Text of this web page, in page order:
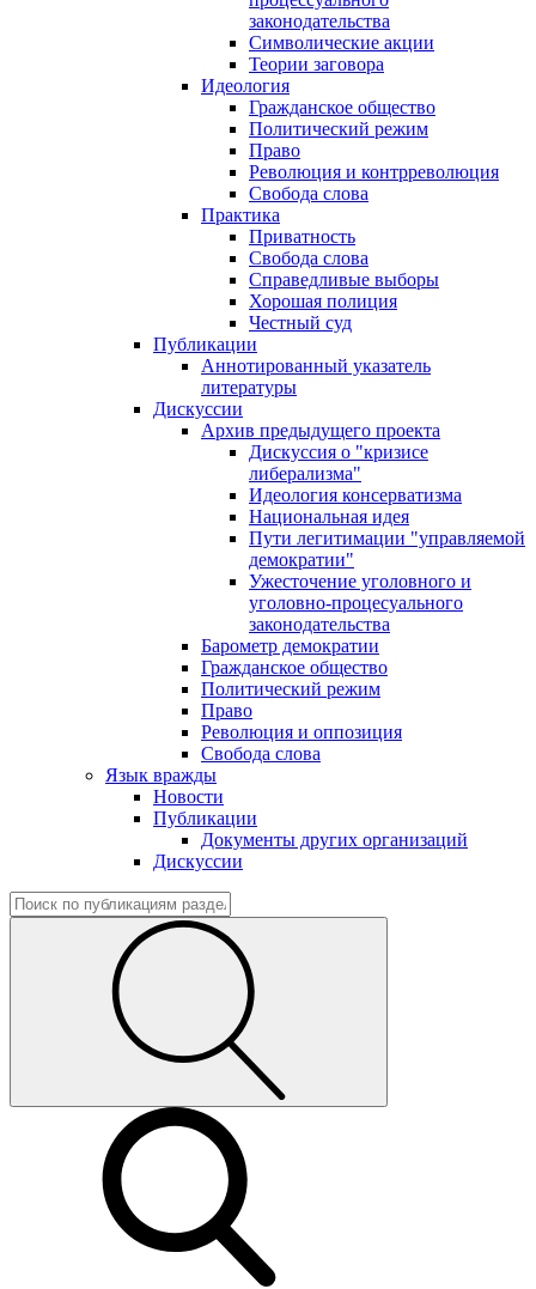
законодательства
Символические акции
Теории заговора
Идеология
Гражданское общество
Политический режим
Право
Революция и контрреволюция
Свобода слова
Практика
Приватность
Свобода слова
Справедливые выборы
Хорошая полиция
Честный суд
Публикации
Аннотированный указатель
литературы
Дискуссии
Архив предыдущего проекта
Дискуссия о "кризисе
либерализма"
Идеология консерватизма
Национальная идея
Пути легитимации "управляемой
демократии"
Ужесточение уголовного и
уголовно-процесуального
законодательства
Барометр демократии
Гражданское общество
Политический режим
Право
Революция и оппозиция
Свобода слова
Язык вражды
Новости
Публикации
Документы других организаций
Дискуссии